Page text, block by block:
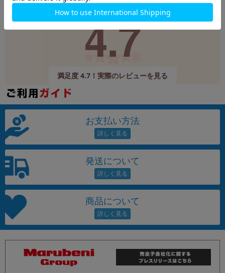
Googleレビュー
9,520件 (12/24時点)
4.7
満足度 4.7！実際のレビューを見る
お支払い方法
発送について
商品について